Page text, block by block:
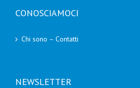
CONOSCIAMOCI
Chi sono – Contatti
NEWSLETTER